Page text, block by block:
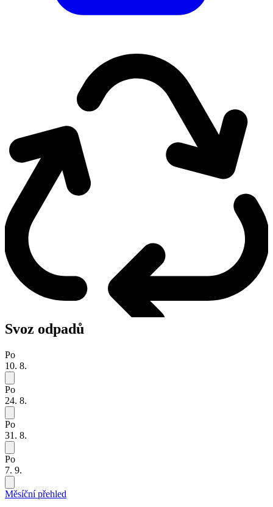
Svoz odpadů
Po
10. 8.
Po
24. 8.
Po
31. 8.
Po
7. 9.
Měsíční přehled